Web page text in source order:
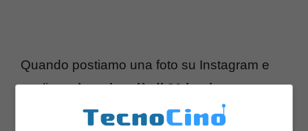
Quando postiamo una foto su Instagram e
vogliamoinserire più di 30 hashtag,
dobbiamo seguire attentamente questi pochi